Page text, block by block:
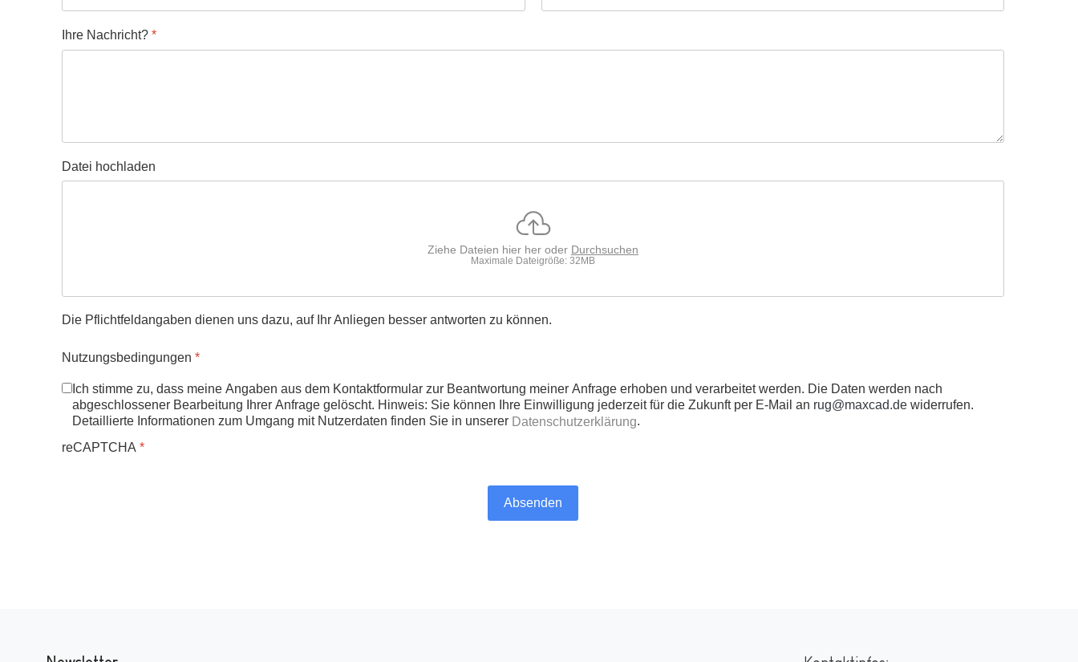
Ihre Nachricht? *
Datei hochladen
Ziehe Dateien hier her oder Durchsuchen
Maximale Dateigröße: 32MB
Die Pflichtfeldangaben dienen uns dazu, auf Ihr Anliegen besser antworten zu können.
Nutzungsbedingungen *
Ich stimme zu, dass meine Angaben aus dem Kontaktformular zur Beantwortung meiner Anfrage erhoben und verarbeitet werden. Die Daten werden nach
abgeschlossener Bearbeitung Ihrer Anfrage gelöscht. Hinweis: Sie können Ihre Einwilligung jederzeit für die Zukunft per E-Mail an rug@maxcad.de widerrufen.
Detaillierte Informationen zum Umgang mit Nutzerdaten finden Sie in unserer Datenschutzerklärung.
reCAPTCHA *
Absenden